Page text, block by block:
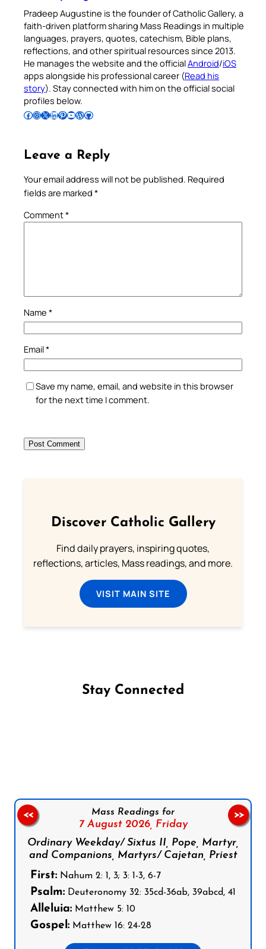
Pradeep Augustine is the founder of Catholic Gallery, a
faith-driven platform sharing Mass Readings in multiple
languages, prayers, quotes, catechism, Bible plans,
reflections, and other spiritual resources since 2013.
He manages the website and the officialAndroid/iOS
apps alongside his professional career (Read his
story). Stay connected with him on the official social
profiles below.
Follow Pradeep on Facebook Follow Pradeep on InstagramFollow Pradeep on X Follow Pradeep on LinkedIn Follow Pradeep on Pinterest Subscribe to Pradeep’s Youtube Channel Follow Pradeep on WordPress Follow Pradeep on GitHub
Leave a Reply
Your email address will not be published. Required
fields are marked *
Comment*
Name *
Email*
Save my name, email, and website in this browser
for the next time I comment.
Discover Catholic Gallery
Find daily prayers, inspiring quotes,
reflections, articles, Mass readings, and more.
VISIT MAIN SITE
Stay Connected
Mass Readings for
7 August 2026, Friday
Ordinary Weekday/ Sixtus II, Pope, Martyr,
and Companions, Martyrs/ Cajetan, Priest
First: Nahum 2: 1, 3; 3: 1-3, 6-7
Psalm: Deuteronomy 32: 35cd-36ab, 39abcd, 41
Alleluia: Matthew 5: 10
Gospel: Matthew 16: 24-28
<< >>